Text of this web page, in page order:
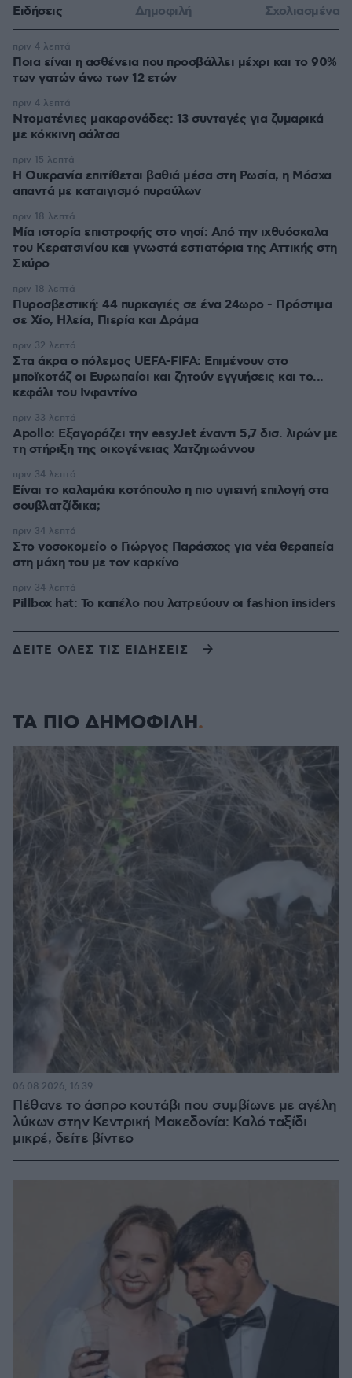
Ειδήσεις Δημοφιλή Σχολιασμένα
Ποια είναι η ασθένεια που προσβάλλει μέχρι και το 90%
των γατών άνω των 12 ετών
πριν 4 λεπτά
Ντοματένιες μακαρονάδες: 13 συνταγές για ζυμαρικά
με κόκκινη σάλτσα
πριν 4 λεπτά
Η Ουκρανία επιτίθεται βαθιά μέσα στη Ρωσία, η Μόσχα
απαντά με καταιγισμό πυραύλων
πριν 15 λεπτά
Μία ιστορία επιστροφής στο νησί: Από την ιχθυόσκαλα
του Κερατσινίου και γνωστά εστιατόρια της Αττικής στη
Σκύρο
πριν 18 λεπτά
Πυροσβεστική: 44 πυρκαγιές σε ένα 24ωρο - Πρόστιμα
σε Χίο, Ηλεία, Πιερία και Δράμα
πριν 18 λεπτά
Στα άκρα ο πόλεμος UEFA-FIFA: Επιμένουν στο
μποϊκοτάζ οι Ευρωπαίοι και ζητούν εγγυήσεις και το...
κεφάλι του Ινφαντίνο
πριν 32 λεπτά
Apollo: Εξαγοράζει την easyJet έναντι 5,7 δισ. λιρών με
τη στήριξη της οικογένειας Χατζηιωάννου
πριν 33 λεπτά
Είναι το καλαμάκι κοτόπουλο η πιο υγιεινή επιλογή στα
σουβλατζίδικα;
πριν 34 λεπτά
Στο νοσοκομείο ο Γιώργος Παράσχος για νέα θεραπεία
στη μάχη του με τον καρκίνο
πριν 34 λεπτά
Pillbox hat: Το καπέλο που λατρεύουν οι fashion insiders
πριν 34 λεπτά
ΔΕΙΤΕ ΟΛΕΣ ΤΙΣ ΕΙΔΗΣΕΙΣ
ΤΑ ΠΙΟ ΔΗΜΟΦΙΛΗ
Πέθανε το άσπρο κουτάβι που συμβίωνε με αγέλη
λύκων στην Κεντρική Μακεδονία: Καλό ταξίδι
μικρέ, δείτε βίντεο
06.08.2026, 16:39